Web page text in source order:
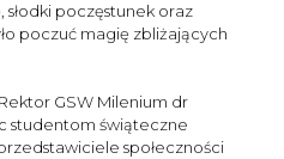
słodki poczęstunek oraz
poczuć magię zbliżających
GSW Milenium dr
studentom świąteczne
społeczności